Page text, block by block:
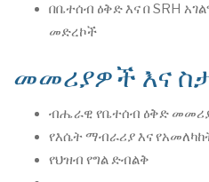
በቤተሰብ ዕቅድ እና በ SRH
መድረኮች
መመሪያዎች እና
ብሔራዊ የቤተሰብ ዕቅድ
የእሴት ማብራሪያ እና
የህዝብ የግል ድብልቅ